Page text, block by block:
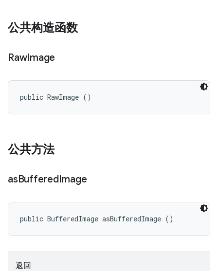
公共构造函数
RawImage
public RawImage ()
公共方法
asBufferedImage
public BufferedImage asBufferedImage ()
返回